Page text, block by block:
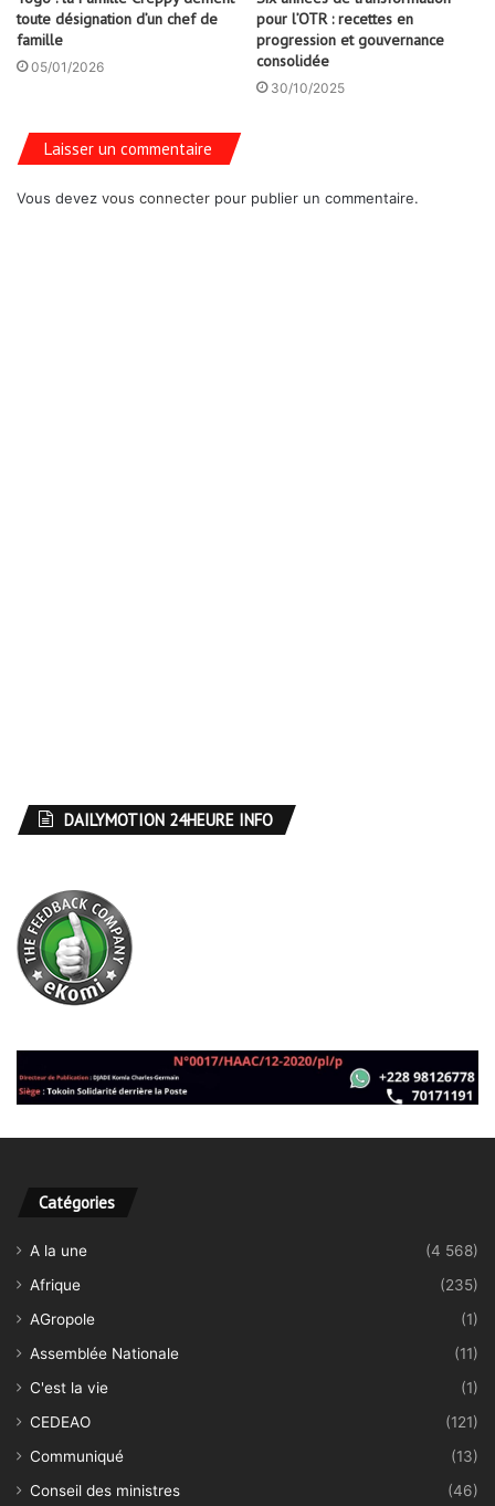
toute désignation d’un chef de
famille
05/01/2026
pour l’OTR : recettes en
progression et gouvernance
consolidée
30/10/2025
Laisser un commentaire
Vous devez vous connecter pour publier un commentaire.
DAILYMOTION 24HEURE INFO
Catégories
A la une
(4 568)
Afrique
(235)
AGropole
(1)
Assemblée Nationale
(11)
C'est la vie
(1)
CEDEAO
(121)
Communiqué
(13)
Conseil des ministres
(46)